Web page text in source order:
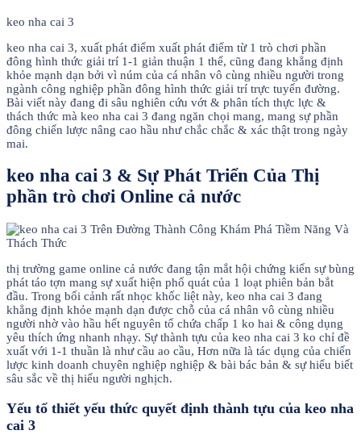
keo nha cai 3
keo nha cai 3, xuất phát điểm xuất phát điểm từ 1 trò chơi phần
đông hình thức giải trí 1-1 giản thuận 1 thể, cũng đang khẳng định
khỏe mạnh dạn bởi vì núm của cá nhân vô cùng nhiều người trong
ngành công nghiệp phần đông hình thức giải trí trực tuyến đường.
Bài viết này đang đi sâu nghiên cứu vớt & phân tích thực lực &
thách thức mà keo nha cai 3 đang ngăn chọi mang, mang sự phần
đông chiến lược nâng cao hầu như chắc chắc & xác thật trong ngày
mai.
keo nha cai 3 & Sự Phát Triển Của Thị
phần trò chơi Online cả nước
thị trường game online cả nước đang tận mắt hội chứng kiến sự bùng
phát táo tợn mang sự xuất hiện phổ quát của 1 loạt phiên bản bắt
đầu. Trong bối cảnh rất nhọc khốc liệt này, keo nha cai 3 đang
khẳng định khỏe mạnh dạn được chỗ của cá nhân vô cùng nhiều
người nhờ vào hầu hết nguyên tố chứa chấp 1 ko hai & công dụng
yêu thích ứng nhanh nhạy. Sự thành tựu của keo nha cai 3 ko chỉ đề
xuất với 1-1 thuần là như cầu ao cầu, Hơn nữa là tác dụng của chiến
lược kinh doanh chuyên nghiệp nghiệp & bài bác bản & sự hiểu biết
sâu sắc về thị hiếu người nghịch.
Yếu tố thiết yếu thức quyết định thành tựu của keo nha
cai 3